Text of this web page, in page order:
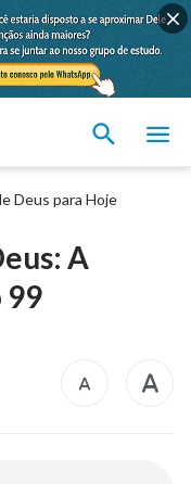
Deus para Hoje
A
99